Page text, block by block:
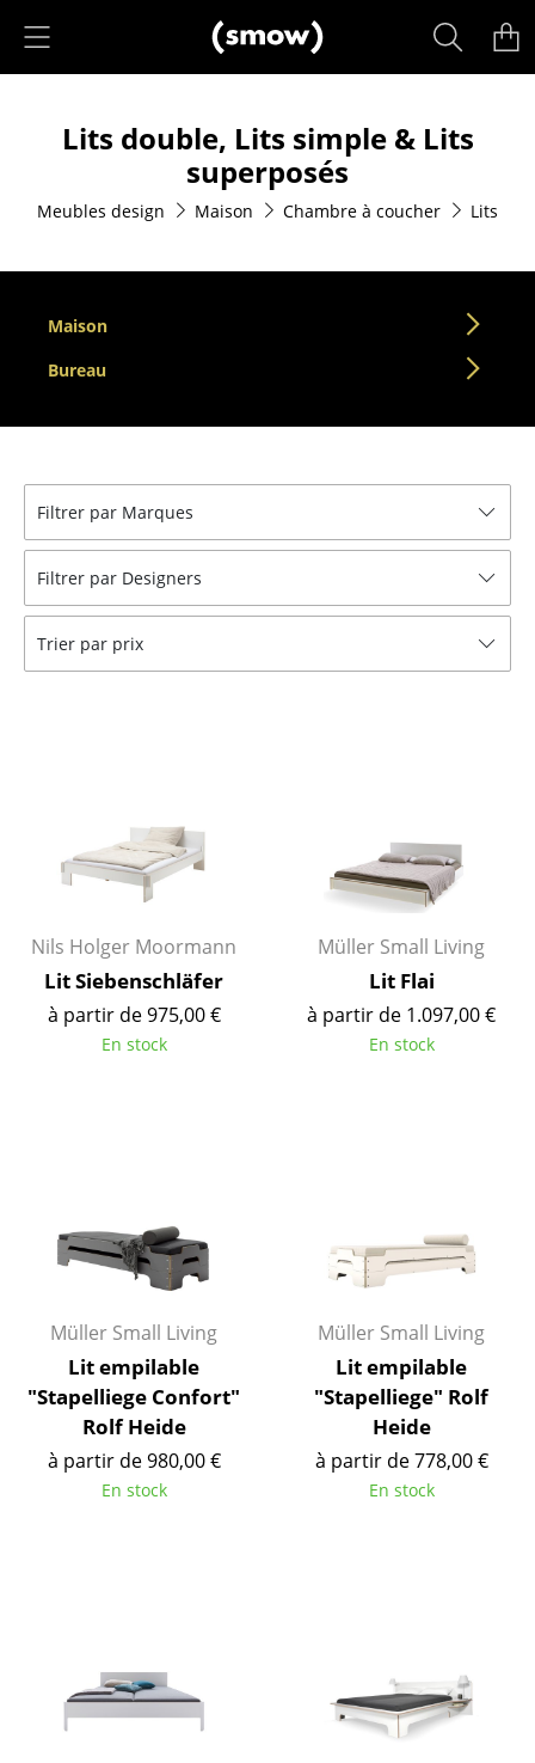
Sièges
Chaises de cuisine & salle à manger
Fauteuils lounge
Chaises cantilever
Chaises et Tabourets de bar
Tabourets
Bancs & Chaises longues
Poufs poires
Chaises de jardin
Chaises de conférence
Pièces détachées
... voir tous les sièges
Bureaux & Secrétaires
Tables de conférence et Pupitres
Tables hautes & Pupitres
Tables enfants
Table de jardin
Rangements
Lits double, Lits simple & Lits
superposés
Meubles design Maison Chambre à coucher Lits
Maison
Bureau
Filtrer par Marques
Filtrer par Designers
Trier par prix
Nils Holger Moormann
Lit Siebenschläfer
à partir de 975,00 €
En stock
Müller Small Living
Lit Flai
à partir de 1.097,00 €
En stock
Müller Small Living
Lit empilable
"Stapelliege Confort"
Rolf Heide
à partir de 980,00 €
En stock
Müller Small Living
Lit empilable
"Stapelliege" Rolf
Heide
à partir de 778,00 €
En stock